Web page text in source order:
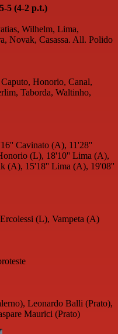
5 (4-2 p.t.)
Wilhelm, Lima,
Novak, Casassa. All. Polido
Honorio, Canal,
Taborda, Waltinho,
Cavinato (A), 11'28''
(L), 18'10'' Lima (A),
(A), 15'18'' Lima (A), 19'08''
(L), Vampeta (A)
Leonardo Balli (Prato),
Maurici (Prato)